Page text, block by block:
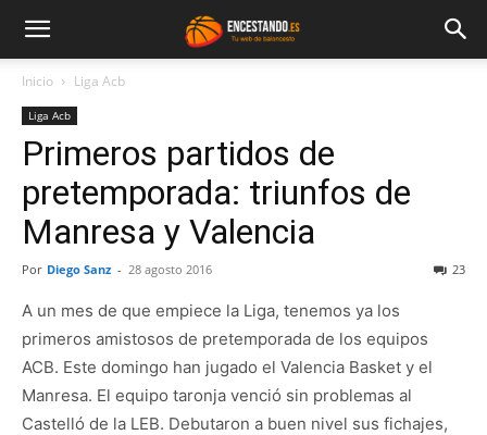
Inicio Liga Acb
Liga Acb
Primeros partidos de
pretemporada: triunfos de
Manresa y Valencia
Por Diego Sanz - 28 agosto 2016 23
A un mes de que empiece la Liga, tenemos ya los
primeros amistosos de pretemporada de los equipos
ACB. Este domingo han jugado el Valencia Basket y el
Manresa. El equipo taronja venció sin problemas al
Castelló de la LEB. Debutaron a buen nivel sus fichajes,